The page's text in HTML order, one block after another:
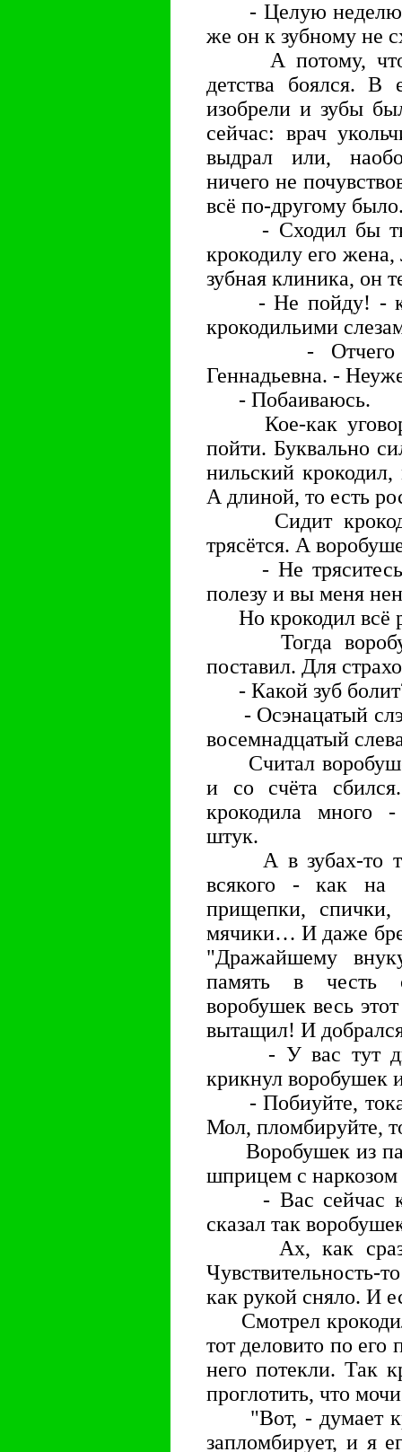
- Целую неделю?
же он к зубному не
А потому, что
детства боялся. В
изобрели и зубы
сейчас: врач
выдрал или,
ничего не
всё по-другому
- Сходил бы ты к
крокодилу его
зубная клиника, он
- Не пойду! -
крокодильими
- Отчего же?
Геннадьевна. -
- Побаиваюсь.
Кое-как
пойти. Буквально
нильский
А длиной, то есть
Сидит крокодил
трясётся. А
- Не тряситесь.
полезу и вы меня
Но крокодил всё
Тогда
поставил. Для
- Какой зуб
- Осэнацатый
восемнадцатый
Считал
и со счёта
крокодила много
штук.
А в зубах-то тех
всякого - как на
прищепки, спички,
мячики… И даже
"Дражайшему
память в честь
воробушек весь
вытащил! И
- У вас тут
крикнул воробушек
- Побиуйте, тока
Мол, пломбируйте,
Воробушек из
шприцем с наркозом
- Вас сейчас
сказал так
Ах, как сразу
Чувствительность-
как рукой сняло. И
Смотрел
тот деловито по его
него потекли. Так
проглотить, что
"Вот, - думает
запломбирует, и я